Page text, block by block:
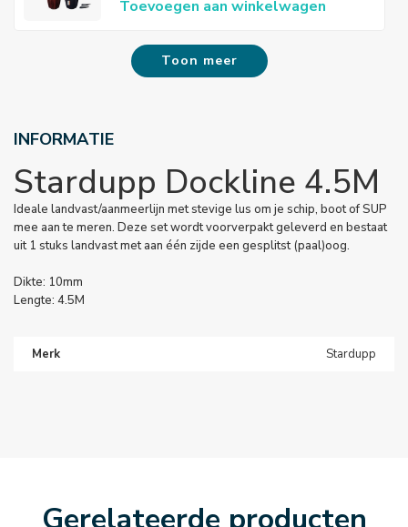
Toevoegen aan winkelwagen
Toon meer
INFORMATIE
Stardupp Dockline 4.5M
Ideale landvast/aanmeerlijn met stevige lus om je schip, boot of SUP
mee aan te meren. Deze set wordt voorverpakt geleverd en bestaat
uit 1 stuks landvast met aan één zijde een gesplitst (paal)oog.
Dikte: 10mm
Lengte: 4.5M
Merk Stardupp
Gerelateerde producten